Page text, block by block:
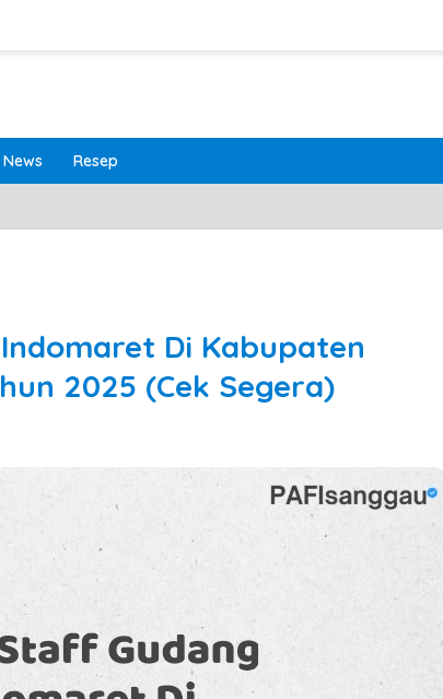
News Resep
Di Kabupaten
2025 (Cek Segera)